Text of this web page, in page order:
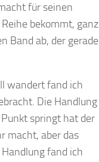
für seinen
bekommt, ganz
Band ab, der gerade
wandert fand ich
Die Handlung
springt hat der
macht, aber das
fand ich